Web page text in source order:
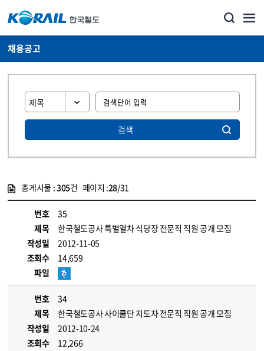
채용공고
검색
총게시물 :305건 페이지 :28/31
번호
35
제목
한국철도공사 특별열차 식당장 전문직 직원 공개 모집
작성일
2012-11-05
조회수
14,659
파일
번호
34
제목
한국철도공사 사이클단 지도자 전문직 직원 공개 모집
작성일
2012-10-24
조회수
12,266